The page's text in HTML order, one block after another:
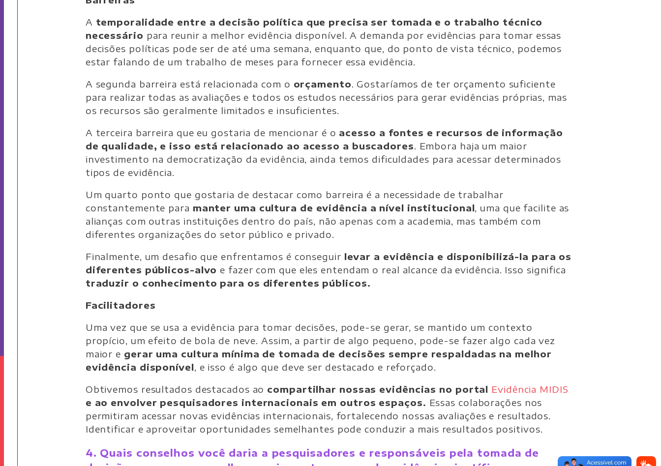
A temporalidade entre a decisão política que precisa ser tomada e o trabalho técnico
necessário para reunir a melhor evidência disponível. A demanda por evidências para tomar essas
decisões políticas pode ser de até uma semana, enquanto que, do ponto de vista técnico, podemos
estar falando de um trabalho de meses para fornecer essa evidência.
A segunda barreira está relacionada com o orçamento. Gostaríamos de ter orçamento suficiente
para realizar todas as avaliações e todos os estudos necessários para gerar evidências próprias, mas
os recursos são geralmente limitados e insuficientes.
A terceira barreira que eu gostaria de mencionar é o acesso a fontes e recursos de informação
de qualidade, e isso está relacionado ao acesso a buscadores. Embora haja um maior
investimento na democratização da evidência, ainda temos dificuldades para acessar determinados
tipos de evidência.
Um quarto ponto que gostaria de destacar como barreira é a necessidade de trabalhar
constantemente para manter uma cultura de evidência a nível institucional, uma que facilite as
alianças com outras instituições dentro do país, não apenas com a academia, mas também com
diferentes organizações do setor público e privado.
Finalmente, um desafio que enfrentamos é conseguir levar a evidência e disponibilizá-la para os
diferentes públicos-alvo e fazer com que eles entendam o real alcance da evidência. Isso significa
traduzir o conhecimento para os diferentes públicos.
Facilitadores
Uma vez que se usa a evidência para tomar decisões, pode-se gerar, se mantido um contexto
propício, um efeito de bola de neve. Assim, a partir de algo pequeno, pode-se fazer algo cada vez
maior e gerar uma cultura mínima de tomada de decisões sempre respaldadas na melhor
evidência disponível, e isso é algo que deve ser destacado e reforçado.
Obtivemos resultados destacados ao compartilhar nossas evidências no portal Evidência MIDIS
e ao envolver pesquisadores internacionais em outros espaços. Essas colaborações nos
permitiram acessar novas evidências internacionais, fortalecendo nossas avaliações e resultados.
Identificar e aproveitar oportunidades semelhantes pode conduzir a mais resultados positivos.
4. Quais conselhos você daria a pesquisadores e responsáveis pela tomada de